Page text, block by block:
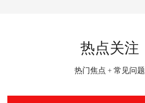
热点关注
热门焦点 + 常见问题